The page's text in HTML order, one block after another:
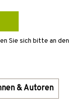
Sie sich bitte an den
& Autoren